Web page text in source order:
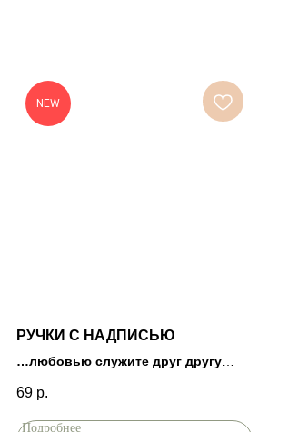
NEW
РУЧКИ С НАДПИСЬЮ
…любовью служите друг другу
69 р.
Подробнее